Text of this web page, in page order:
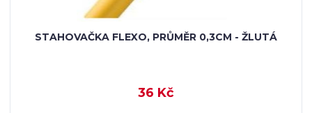
STAHOVAČKA FLEXO, PRŮMĚR 0,3CM - ŽLUTÁ
36 Kč